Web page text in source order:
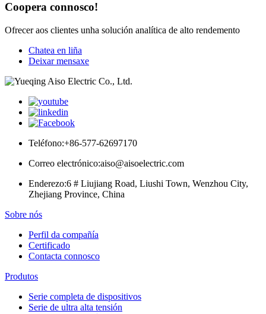
Coopera connosco!
Ofrecer aos clientes unha solución analítica de alto rendemento
Chatea en liña
Deixar mensaxe
Teléfono:+86-577-62697170
Correo electrónico:aiso@aisoelectric.com
Enderezo:6 # Liujiang Road, Liushi Town, Wenzhou City,
Zhejiang Province, China
Sobre nós
Perfil da compañía
Certificado
Contacta connosco
Produtos
Serie completa de dispositivos
Serie de ultra alta tensión